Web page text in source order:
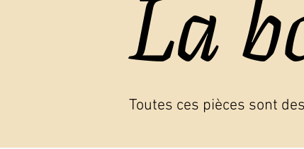
Toutes ces pièces sont